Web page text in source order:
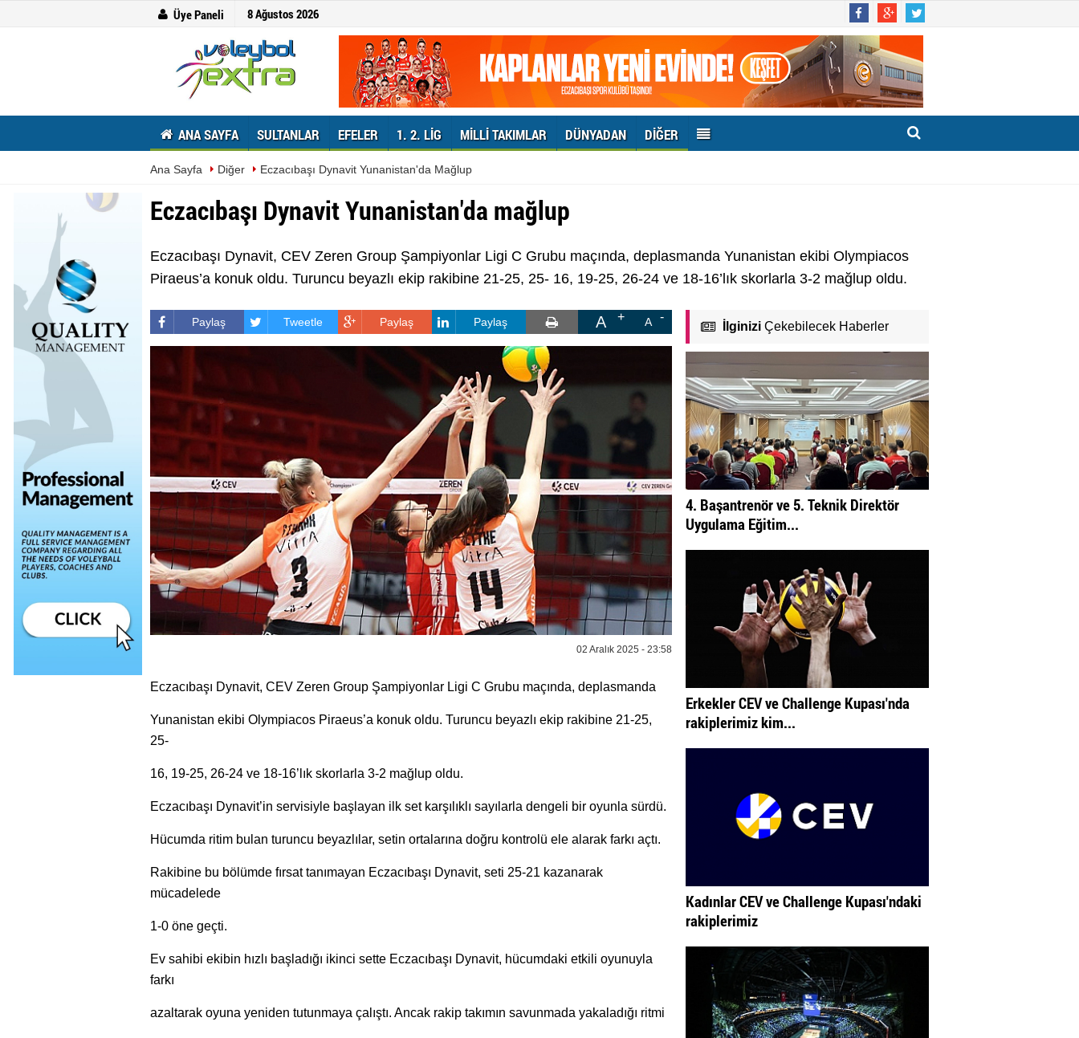
Üye Paneli 8 Ağustos 2026
ANA SAYFA SULTANLAR EFELER 1. 2. LIG MILLI TAKIMLAR DÜNYADAN DIĞER
Ana Sayfa Diğer Eczacıbaşı Dynavit Yunanistan'da Mağlup
Eczacıbaşı Dynavit Yunanistan'da mağlup
Eczacıbaşı Dynavit, CEV Zeren Group Şampiyonlar Ligi C Grubu maçında, deplasmanda Yunanistan ekibi Olympiacos
Piraeus’a konuk oldu. Turuncu beyazlı ekip rakibine 21-25, 25- 16, 19-25, 26-24 ve 18-16’lık skorlarla 3-2 mağlup oldu.
Paylaş Tweetle Paylaş Paylaş A A
02 Aralık 2025 - 23:58
Eczacıbaşı Dynavit, CEV Zeren Group Şampiyonlar Ligi C Grubu maçında, deplasmanda
Yunanistan ekibi Olympiacos Piraeus’a konuk oldu. Turuncu beyazlı ekip rakibine 21-25,
25-
16, 19-25, 26-24 ve 18-16’lık skorlarla 3-2 mağlup oldu.
Eczacıbaşı Dynavit’in servisiyle başlayan ilk set karşılıklı sayılarla dengeli bir oyunla sürdü.
Hücumda ritim bulan turuncu beyazlılar, setin ortalarına doğru kontrolü ele alarak farkı açtı.
Rakibine bu bölümde fırsat tanımayan Eczacıbaşı Dynavit, seti 25-21 kazanarak
mücadelede
1-0 öne geçti.
Ev sahibi ekibin hızlı başladığı ikinci sette Eczacıbaşı Dynavit, hücumdaki etkili oyunuyla
farkı
azaltarak oyuna yeniden tutunmaya çalıştı. Ancak rakip takımın savunmada yakaladığı ritmi
İlginiziÇekebilecek Haberler
4. Başantrenör ve 5. Teknik Direktör
Uygulama Eğitim...
Erkekler CEV ve Challenge Kupası'nda
rakiplerimiz kim...
Kadınlar CEV ve Challenge Kupası'ndaki
rakiplerimiz